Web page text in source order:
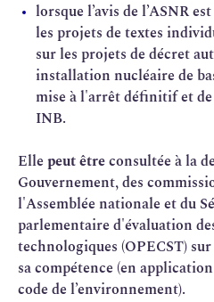
lorsque l’avis de l’ASNR
les projets de textes
sur les projets de décret
installation nucléaire de
mise à l'arrêt définitif et de
INB.
Elle peut êtreconsultée à la
Gouvernement, des
l'Assemblée nationale et du
parlementaire d'évaluation
technologiques (OPECST)
sa compétence (en
code de l’environnement).